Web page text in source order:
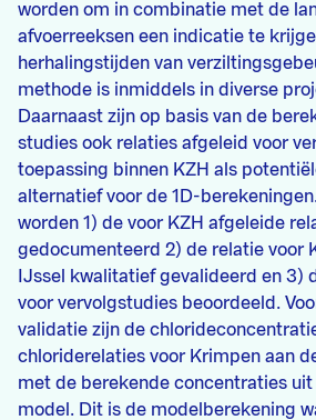
worden om in combinatie met de
afvoerreeksen een indicatie te
herhalingstijden van
methode is inmiddels in diverse
Daarnaast zijn op basis van de
studies ook relaties afgeleid voor
toepassing binnen KZH als
alternatief voor de 1D-
worden 1) de voor KZH afgeleide
gedocumenteerd 2) de relatie voor
IJssel kwalitatief gevalideerd en 3)
voor vervolgstudies beoordeeld.
validatie zijn de
chloriderelaties voor Krimpen aan
met de berekende concentraties
model. Dit is de modelberekening